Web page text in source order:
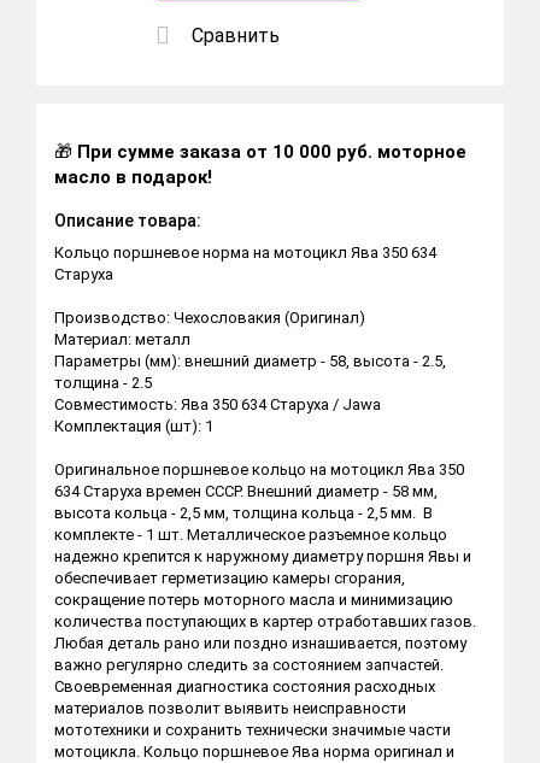
Сравнить
🎁 При сумме заказа от 10 000 руб. моторное
масло в подарок!
Описание товара:
Кольцо поршневое норма на мотоцикл Ява 350 634
Старуха
Производство: Чехословакия (Оригинал)
Материал: металл
Параметры (мм): внешний диаметр - 58, высота - 2.5,
толщина - 2.5
Совместимость: Ява 350 634 Старуха / Jawa
Комплектация (шт): 1
Оригинальное поршневое кольцо на мотоцикл Ява 350
634 Старуха времен СССР. Внешний диаметр - 58 мм,
высота кольца - 2,5 мм, толщина кольца - 2,5 мм. В
комплекте - 1 шт. Металлическое разъемное кольцо
надежно крепится к наружному диаметру поршня Явы и
обеспечивает герметизацию камеры сгорания,
сокращение потерь моторного масла и минимизацию
количества поступающих в картер отработавших газов.
Любая деталь рано или поздно изнашивается, поэтому
важно регулярно следить за состоянием запчастей.
Своевременная диагностика состояния расходных
материалов позволит выявить неисправности
мототехники и сохранить технически значимые части
мотоцикла. Кольцо поршневое Ява норма оригинал и